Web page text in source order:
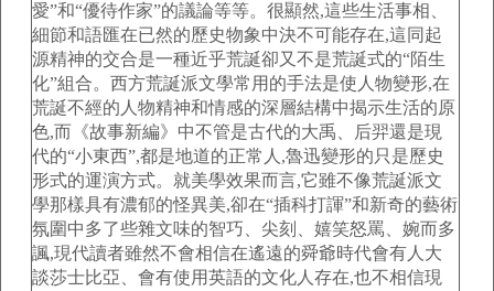
愛”和“優待作家”的議論等等。很顯然,這些生活事相、
細節和語匯在已然的歷史物象中決不可能存在,這同起
源精神的交合是一種近乎荒誕卻又不是荒誕式的“陌生
化”組合。西方荒誕派文學常用的手法是使人物變形,在
荒誕不經的人物精神和情感的深層結構中揭示生活的原
色,而《故事新編》中不管是古代的大禹、后羿還是現
代的“小東西”,都是地道的正常人,魯迅變形的只是歷史
形式的運演方式。就美學效果而言,它雖不像荒誕派文
學那樣具有濃郁的怪異美,卻在“插科打諢”和新奇的藝術
氛圍中多了些雜文味的智巧、尖刻、嬉笑怒罵、婉而多
諷,現代讀者雖然不會相信在遙遠的舜爺時代會有人大
談莎士比亞、會有使用英語的文化人存在,也不相信現